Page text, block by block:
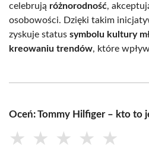
celebrują różnorodność,
osobowości. Dzięki takim
zyskuje status symbolu kultury
kreowaniu trendów, które
Oceń: Tommy Hilfiger – kto to
★ ★ ★ ★ ★